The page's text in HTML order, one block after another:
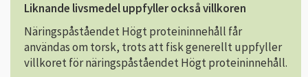
Liknande livsmedel uppfyller också villkoren
Näringspåståendet Högt proteininnehåll får
användas om torsk, trots att fisk generellt uppfyller
villkoret för näringspåståendet Högt proteininnehåll.